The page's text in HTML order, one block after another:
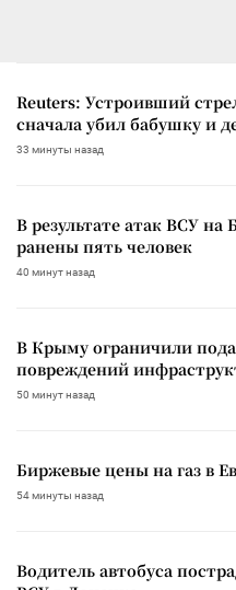
Reuters: Устроивший
сначала убил бабушку и
33 минуты назад
В результате атак ВСУ на
ранены пять человек
40 минут назад
В Крыму ограничили
повреждений
50 минут назад
Биржевые цены на газ в
54 минуты назад
Водитель автобуса